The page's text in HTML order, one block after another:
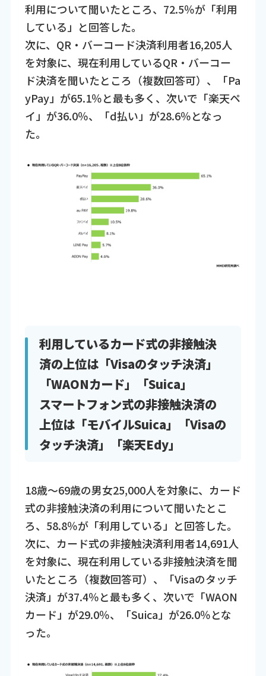
利用について聞いたところ、72.5％が「利用
している」と回答した。
次に、QR・バーコード決済利用者16,205人
を対象に、現在利用しているQR・バーコー
ド決済を聞いたところ（複数回答可）、「Pa
yPay」が65.1％と最も多く、次いで「楽天ペ
イ」が36.0％、「d払い」が28.6％となっ
た。
利用しているカード式の非接触決
済の上位は「Visaのタッチ決済」
「WAONカード」「Suica」
スマートフォン式の非接触決済の
上位は「モバイルSuica」「Visaの
タッチ決済」「楽天Edy」
18歳～69歳の男女25,000人を対象に、カード
式の非接触決済の利用について聞いたとこ
ろ、58.8％が「利用している」と回答した。
次に、カード式の非接触決済利用者14,691人
を対象に、現在利用している非接触決済を聞
いたところ（複数回答可）、「Visaのタッチ
決済」が37.4％と最も多く、次いで「WAON
カード」が29.0％、「Suica」が26.0％とな
った。